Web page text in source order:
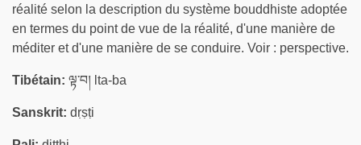
réalité selon la description du système bouddhiste adoptée
en termes du point de vue de la réalité, d'une manière de
méditer et d'une manière de se conduire. Voir : perspective.
Tibétain: ལྟ་བ། lta-ba
Sanskrit: dṛṣṭi